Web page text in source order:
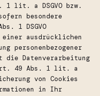
1 lit. a DSGVO bzw.
besondere
1 DSGVO
ausdrücklichen
personenbezogener
Datenverarbeitung
Art. 49 Abs. 1 lit. a
von Cookies
in Ihr